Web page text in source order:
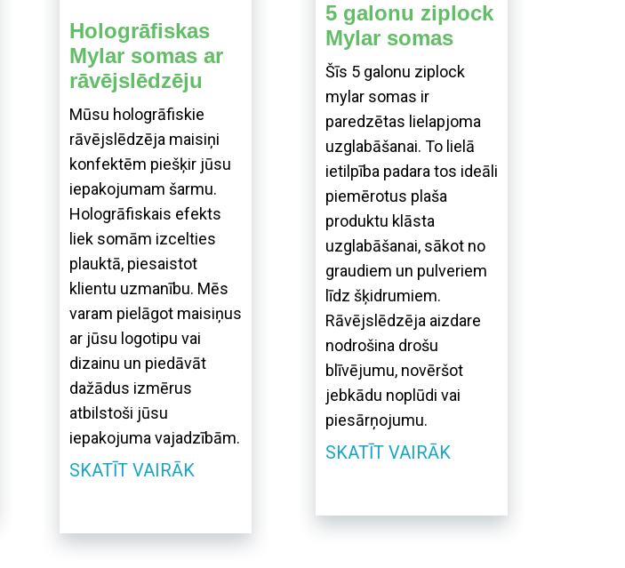
Hologrāfiskas
Mylar somas ar
rāvējslēdzēju
Mūsu hologrāfiskie
rāvējslēdzēja maisiņi
konfektēm piešķir jūsu
iepakojumam šarmu.
Hologrāfiskais efekts
liek somām izcelties
plauktā, piesaistot
klientu uzmanību. Mēs
varam pielāgot maisiņus
ar jūsu logotipu vai
dizainu un piedāvāt
dažādus izmērus
atbilstoši jūsu
iepakojuma vajadzībām.
SKATĪT VAIRĀK
5 galonu ziplock
Mylar somas
Šīs 5 galonu ziplock
mylar somas ir
paredzētas lielapjoma
uzglabāšanai. To lielā
ietilpība padara tos ideāli
piemērotus plaša
produktu klāsta
uzglabāšanai, sākot no
graudiem un pulveriem
līdz šķidrumiem.
Rāvējslēdzēja aizdare
nodrošina drošu
blīvējumu, novēršot
jebkādu noplūdi vai
piesārņojumu.
SKATĪT VAIRĀK